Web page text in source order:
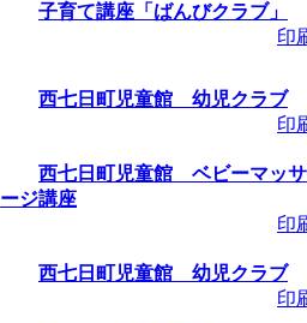
子育て講座「ばんびクラブ」
印
西七日町児童館 幼児クラブ
印
西七日町児童館 ベビーマッサ
ージ講座
印
西七日町児童館 幼児クラブ
印